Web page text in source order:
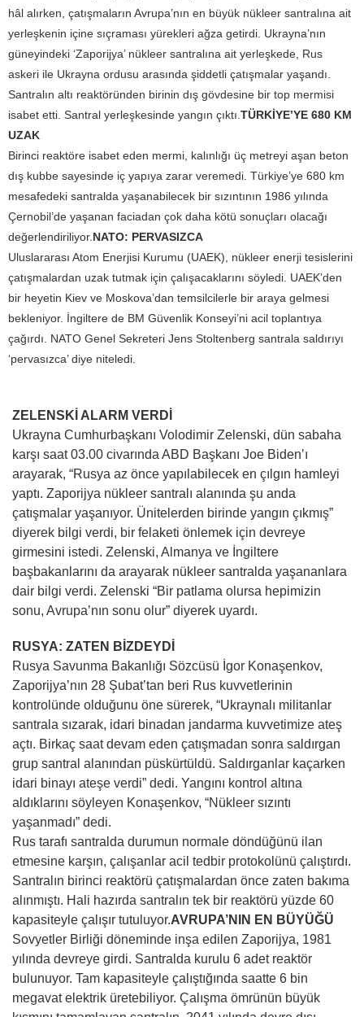
hâl alırken, çatışmaların Avrupa’nın en büyük nükleer santralına ait
yerleşkenin içine sıçraması yürekleri ağza getirdi. Ukrayna’nın
güneyindeki ‘Zaporijya’ nükleer santralına ait yerleşkede, Rus
askeri ile Ukrayna ordusu arasında şiddetli çatışmalar yaşandı.
Santralın altı reaktöründen birinin dış gövdesine bir top mermisi
isabet etti. Santral yerleşkesinde yangın çıktı. TÜRKİYE’YE 680 KM
UZAK
Birinci reaktöre isabet eden mermi, kalınlığı üç metreyi aşan beton
dış kubbe sayesinde iç yapıya zarar veremedi. Türkiye’ye 680 km
mesafedeki santralda yaşanabilecek bir sızıntının 1986 yılında
Çernobil’de yaşanan faciadan çok daha kötü sonuçları olacağı
değerlendiriliyor. NATO: PERVASIZCA
Uluslararası Atom Enerjisi Kurumu (UAEK), nükleer enerji tesislerini
çatışmalardan uzak tutmak için çalışacaklarını söyledi. UAEK’den
bir heyetin Kiev ve Moskova’dan temsilcilerle bir araya gelmesi
bekleniyor. İngiltere de BM Güvenlik Konseyi’ni acil toplantıya
çağırdı. NATO Genel Sekreteri Jens Stoltenberg santrala saldırıyı
‘pervasızca’ diye niteledi.
ZELENSKİ ALARM VERDİ
Ukrayna Cumhurbaşkanı Volodimir Zelenski, dün sabaha
karşı saat 03.00 civarında ABD Başkanı Joe Biden’ı
arayarak, “Rusya az önce yapılabilecek en çılgın hamleyi
yaptı. Zaporijya nükleer santralı alanında şu anda
çatışmalar yaşanıyor. Ünitelerden birinde yangın çıkmış”
diyerek bilgi verdi, bir felaketi önlemek için devreye
girmesini istedi. Zelenski, Almanya ve İngiltere
başbakanlarını da arayarak nükleer santralda yaşananlara
dair bilgi verdi. Zelenski “Bir patlama olursa hepimizin
sonu, Avrupa’nın sonu olur” diyerek uyardı.
RUSYA: ZATEN BİZDEYDİ
Rusya Savunma Bakanlığı Sözcüsü İgor Konaşenkov,
Zaporijya’nın 28 Şubat’tan beri Rus kuvvetlerinin
kontrolünde olduğunu öne sürerek, “Ukraynalı militanlar
santrala sızarak, idari binadan jandarma kuvvetimize ateş
açtı. Birkaç saat devam eden çatışmadan sonra saldırgan
grup santral alanından püskürtüldü. Saldırganlar kaçarken
idari binayı ateşe verdi” dedi. Yangını kontrol altına
aldıklarını söyleyen Konaşenkov, “Nükleer sızıntı
yaşanmadı” dedi.
Rus tarafı santralda durumun normale döndüğünü ilan
etmesine karşın, çalışanlar acil tedbir protokolünü çalıştırdı.
Santralın birinci reaktörü çatışmalardan önce zaten bakıma
alınmıştı. Hali hazırda santralın tek bir reaktörü yüzde 60
kapasiteyle çalışır tutuluyor.AVRUPA’NIN EN BÜYÜĞÜ
Sovyetler Birliği döneminde inşa edilen Zaporijya, 1981
yılında devreye girdi. Santralda kurulu 6 adet reaktör
bulunuyor. Tam kapasiteyle çalıştığında saatte 6 bin
megavat elektrik üretebiliyor. Çalışma ömrünün büyük